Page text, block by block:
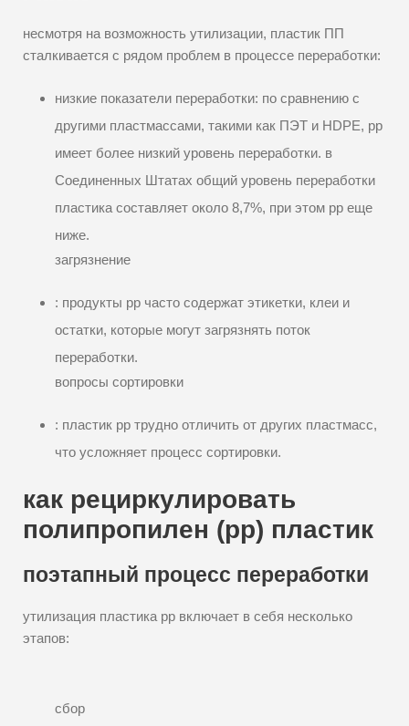
несмотря на возможность утилизации, пластик ПП
сталкивается с рядом проблем в процессе переработки:
низкие показатели переработки: по сравнению с
другими пластмассами, такими как ПЭТ и HDPE, pp
имеет более низкий уровень переработки. в
Соединенных Штатах общий уровень переработки
пластика составляет около 8,7%, при этом pp еще
ниже.
загрязнение
: продукты pp часто содержат этикетки, клеи и
остатки, которые могут загрязнять поток
переработки.
вопросы сортировки
: пластик pp трудно отличить от других пластмасс,
что усложняет процесс сортировки.
как рециркулировать
полипропилен (pp) пластик
поэтапный процесс переработки
утилизация пластика pp включает в себя несколько
этапов:
сбор